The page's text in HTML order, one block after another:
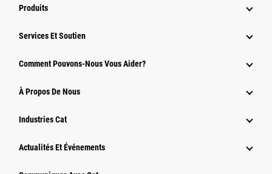
Produits
Services Et Soutien
Comment Pouvons-Nous Vous Aider?
À Propos De Nous
Industries Cat
Actualités Et Événements